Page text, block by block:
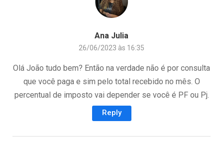
Ana Julia
26/06/2023 às 16:35
Olá João tudo bem? Então na verdade não é por consulta
que você paga e sim pelo total recebido no mês. O
percentual de imposto vai depender se você é PF ou Pj.
Reply